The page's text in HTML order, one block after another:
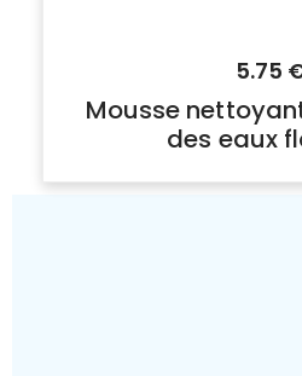
5.75
Mousse
des eaux